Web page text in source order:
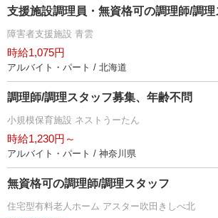
支援施設調理員・無資格可の調理師/調理
障害者支援施設 青雲
時給1,075円
アルバイト・パート / 北海道
調理師/調理スタッフ募集、年齢不問
小規模保育施設 ネストうーたん
時給1,230円～
アルバイト・パート / 神奈川県
無資格可の調理師/調理スタッフ
住宅型有料老人ホーム アスター吹田きしべ北